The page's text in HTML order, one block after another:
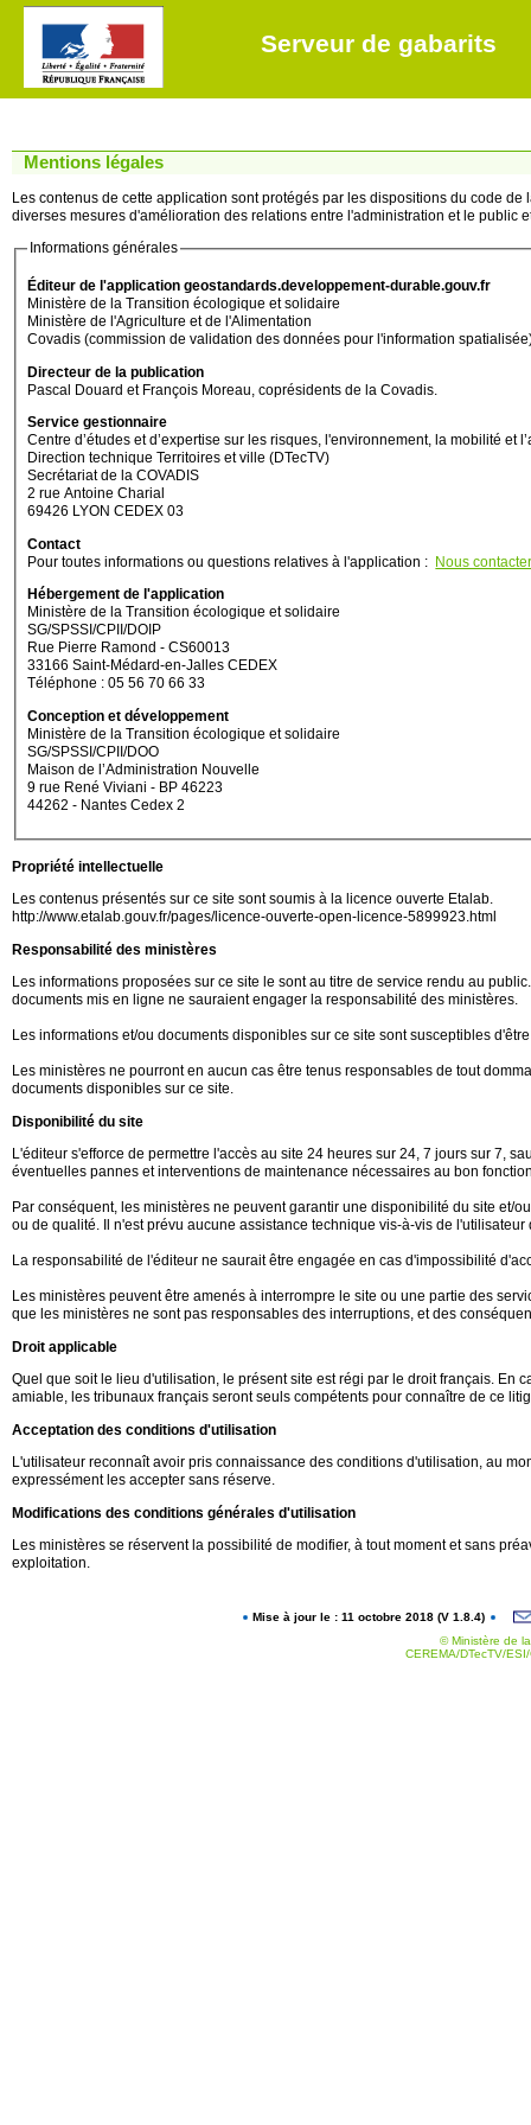
Serveur de gabarits
Mentions légales
Les contenus de cette application sont protégés par les dispositions du code
diverses mesures d'amélioration des relations entre l'administration et le public
Informations générales
Éditeur de l'application geostandards.developpement-durable.gouv.fr
Ministère de la Transition écologique et solidaire
Ministère de l'Agriculture et de l'Alimentation
Covadis (commission de validation des données pour l'information
Directeur de la publication
Pascal Douard et François Moreau, coprésidents de la Covadis.
Service gestionnaire
Centre d’études et d’expertise sur les risques, l'environnement, la mobilité et
Direction technique Territoires et ville (DTecTV)
Secrétariat de la COVADIS
2 rue Antoine Charial
69426 LYON CEDEX 03
Contact
Pour toutes informations ou questions relatives à l'application : Nous
Hébergement de l'application
Ministère de la Transition écologique et solidaire
SG/SPSSI/CPII/DOIP
Rue Pierre Ramond - CS60013
33166 Saint-Médard-en-Jalles CEDEX
Téléphone : 05 56 70 66 33
Conception et développement
Ministère de la Transition écologique et solidaire
SG/SPSSI/CPII/DOO
Maison de l’Administration Nouvelle
9 rue René Viviani - BP 46223
44262 - Nantes Cedex 2
Propriété intellectuelle
Les contenus présentés sur ce site sont soumis à la licence ouverte Etalab.
http://www.etalab.gouv.fr/pages/licence-ouverte-open-licence-5899923.html
Responsabilité des ministères
Les informations proposées sur ce site le sont au titre de service rendu au
documents mis en ligne ne sauraient engager la responsabilité des ministères.
Les informations et/ou documents disponibles sur ce site sont susceptibles
Les ministères ne pourront en aucun cas être tenus responsables de tout
documents disponibles sur ce site.
Disponibilité du site
L'éditeur s'efforce de permettre l'accès au site 24 heures sur 24, 7 jours sur 7,
éventuelles pannes et interventions de maintenance nécessaires au bon
Par conséquent, les ministères ne peuvent garantir une disponibilité du site et/
ou de qualité. Il n'est prévu aucune assistance technique vis-à-vis de
La responsabilité de l'éditeur ne saurait être engagée en cas d'impossibilité
Les ministères peuvent être amenés à interrompre le site ou une partie des
que les ministères ne sont pas responsables des interruptions, et des
Droit applicable
Quel que soit le lieu d'utilisation, le présent site est régi par le droit français. En
amiable, les tribunaux français seront seuls compétents pour connaître de ce
Acceptation des conditions d'utilisation
L'utilisateur reconnaît avoir pris connaissance des conditions d'utilisation, au
expressément les accepter sans réserve.
Modifications des conditions générales d'utilisation
Les ministères se réservent la possibilité de modifier, à tout moment et sans
exploitation.
Mise à jour le : 11 octobre 2018 (V 1.8.4)
© Ministère de
CEREMA/DTecTV/